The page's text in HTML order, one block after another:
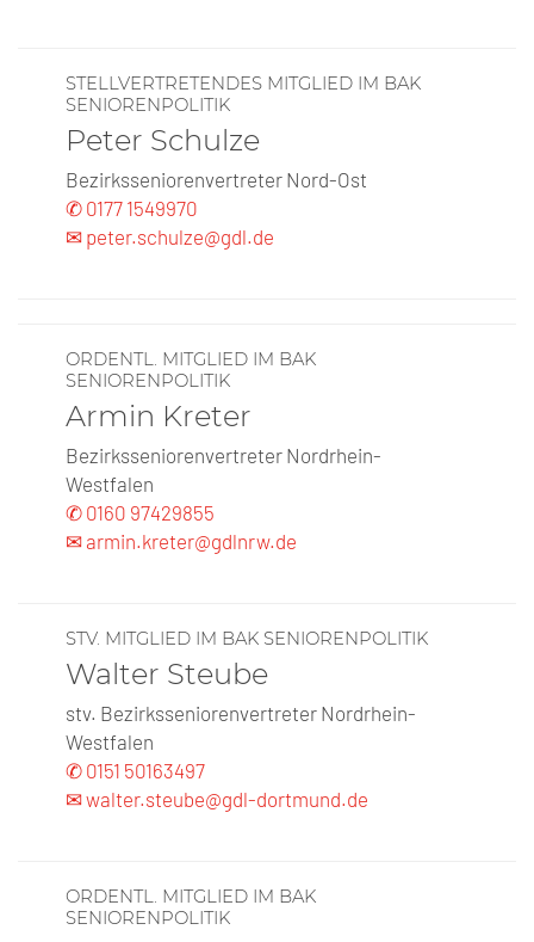
STELLVERTRETENDES MITGLIED IM BAK
SENIORENPOLITIK
Peter Schulze
Bezirksseniorenvertreter Nord-Ost
✆ 0177 1549970
✉ peter.schulze@gdl.de
ORDENTL. MITGLIED IM BAK
SENIORENPOLITIK
Armin Kreter
Bezirksseniorenvertreter Nordrhein-
Westfalen
✆ 0160 97429855
✉ armin.kreter@gdlnrw.de
STV. MITGLIED IM BAK SENIORENPOLITIK
Walter Steube
stv. Bezirksseniorenvertreter Nordrhein-
Westfalen
✆ 0151 50163497
✉ walter.steube@gdl-dortmund.de
ORDENTL. MITGLIED IM BAK
SENIORENPOLITIK